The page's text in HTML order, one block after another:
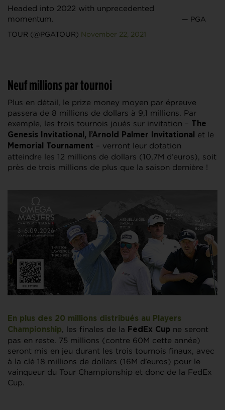
Headed into 2022 with unprecedented
momentum.
— PGA
TOUR (@PGATOUR) November 22, 2021
Neuf millions par tournoi
Plus en détail, le prize money moyen par épreuve
passera de 8 millions de dollars à 9,1 millions. Par
exemple, les trois tournois joués sur invitation –
The
Genesis Invitational, l’Arnold Palmer Invitational et le
Memorial Tournament – verront leur dotation
atteindre les 12 millions de dollars (10,7M d’euros), soit
près de trois millions de plus que la saison dernière !
En plus des 20 millions distribués au Players
Championship, les finales de la FedEx Cup ne seront
pas en reste. 75 millions (contre 60M cette année)
seront mis en jeu durant les trois tournois finaux, avec
à la clé 18 millions de dollars (16M d’euros) pour le
vainqueur du Tour Championship et donc de la FedEx
Cup.